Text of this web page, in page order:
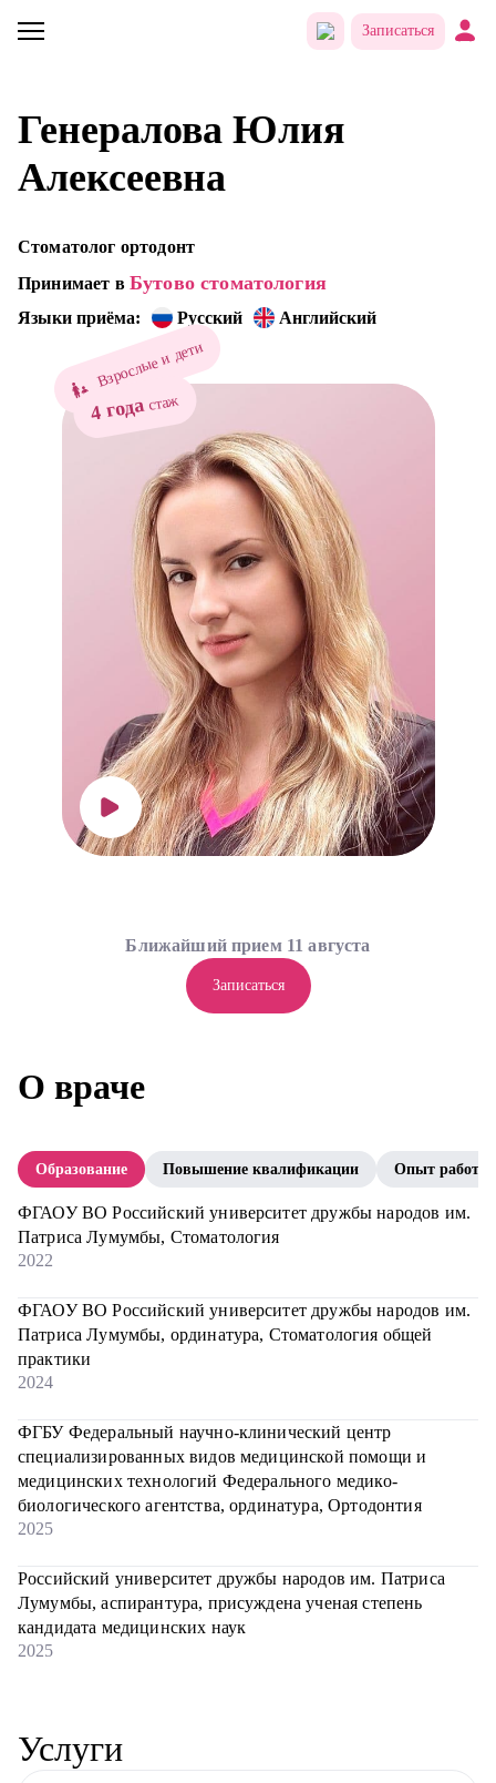
Записаться
Генералова Юлия
Алексеевна
Стоматолог ортодонт
Принимает в Бутово стоматология
Языки приёма: Русский Английский
Взрослые и дети
4 годастаж
Записаться
Ближайший прием 11 августа
О враче
Образование Повышение квалификации Опыт работы
ФГАОУ ВО Российский университет дружбы народов им.
Патриса Лумумбы, Стоматология
2022
ФГАОУ ВО Российский университет дружбы народов им.
Патриса Лумумбы, ординатура, Стоматология общей
практики
2024
ФГБУ Федеральный научно-клинический центр
специализированных видов медицинской помощи и
медицинских технологий Федерального медико-
биологического агентства, ординатура, Ортодонтия
2025
Российский университет дружбы народов им. Патриса
Лумумбы, аспирантура, присуждена ученая степень
кандидата медицинских наук
2025
Услуги